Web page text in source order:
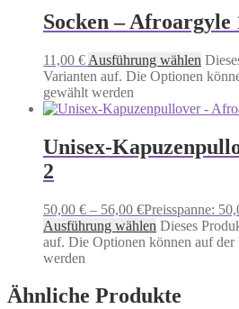
Socken – Afroargyle
11,00 € Ausführung wählen
Varianten auf. Die Optionen
gewählt werden
Unisex-
2
50,00 € – 56,00 €Preisspanne:
Ausführung wählen Dieses
auf. Die Optionen können auf der
werden
Ähnliche Produkte